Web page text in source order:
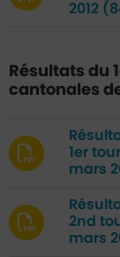
2012
Résultats du
cantonales
1er
mars
2nd
mars